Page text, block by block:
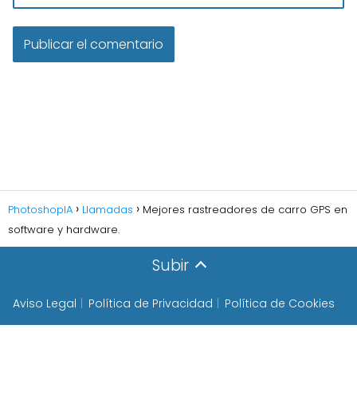
PhotoshopIA Llamadas
Mejores rastreadores de carro GPS en
software y hardware.
Subir
Aviso Legal Política de Privacidad Política de Cookies